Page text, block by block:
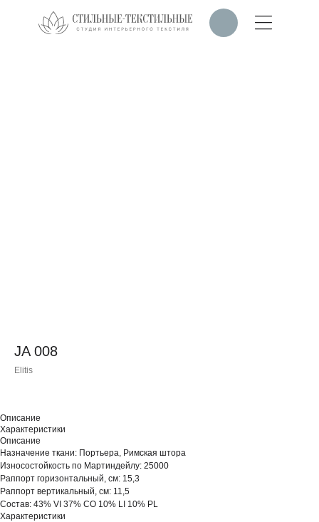
JA 008
Elitis
Описание
Характеристики
Описание
Назначение ткани: Портьера, Римская штора
Износостойкость по Мартиндейлу: 25000
Раппорт горизонтальный, см: 15,3
Раппорт вертикальный, см: 11,5
Состав: 43% VI 37% CO 10% LI 10% PL
Характеристики